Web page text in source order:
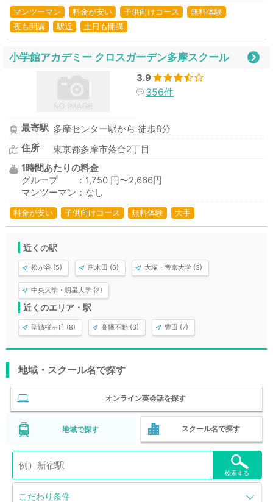
マンツーマン 料金が安い 子供向けコース
無料体験
夜も開講
駅近 土日も開講
小学館アカデミー クロスガーデン多摩スクール
3.9
356件
最寄駅 多摩センター駅から 徒歩8分
住所
東京都多摩市落合2丁目
1時間あたりの料金
グループ ：1,750 円〜2,666円
マンツーマン：なし
料金が安い 子供向けコース 無料体験 大手
近くの駅
松が谷 (5) 唐木田 (6) 大塚・帝京大学 (3)
中央大学・明星大学 (2)
近くのエリア・駅
聖蹟桜ヶ丘 (8) 高幡不動 (6) 豊田 (7)
地域・スクール名で探す
オンライン英会話を探す
地域で探す スクール名で探す
こだわり条件
検索する